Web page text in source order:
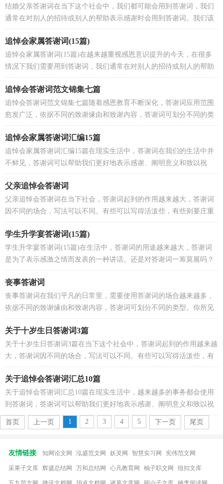
结婚父亲答谢词在当下这个社会中，我们都可能会用到答谢词，我们
通常在对别人的招待或别人的帮助表示感谢时会用到答谢词。我们该
怎么写答谢词呢？下面是小编整理的结婚父亲答谢词...
追悼会家属答谢词(15篇)
追悼会家属答谢词(15篇)在越来越重视感恩意识提升的今天，在很多
情况下我们需要用到答谢词，我们通常在对别人的招待或别人的帮助
表示感谢时会用到答谢词。我们该怎么写答谢词呢...
追悼会答谢词范文锦集七篇
追悼会答谢词范文锦集七篇随着感恩教育不断深化，答谢词应用范围
愈发广泛，依据不同的致谢缘由和致谢内容，答谢词可划分不同的类
型。我们该怎么写答谢词呢？以下是小编收集整理的追...
追悼会家属答谢词汇编15篇
追悼会家属答谢词汇编15篇在现实生活中，答谢词在我们的生活中并
不鲜见，答谢词可以帮助我们更好地表示感谢、阐明意义和致以祝
愿。可能你现在对怎么写答谢词毫无头绪吧，下面是小...
父亲追悼会答谢词
父亲追悼会答谢词在当下社会，答谢词起到的作用越来越大，答谢词
因不同的场合，写法可以不同。有些可以写得活泼些，有些则要庄重
些。可能你现在对怎么写答谢词毫无头绪吧，以下是小编...
学生升学宴答谢词(15篇)
学生升学宴答谢词(15篇)在生活中，答谢词的用途越来越大，答谢词
是为了表示感激之情而发表的一种讲话。还是对答谢词一筹莫展吗？
下面是小编帮大家整理的学生升学宴答谢词，希望能够...
丧事答谢词
丧事答谢词在我们平凡的日常里，需要使用答谢词的场合越来越多，
依据不同的致谢缘由和致谢内容，答谢词可划分不同的类型。你所见
过的答谢词是什么样的呢？以下是小编整理的丧事答谢...
关于十岁生日答谢词3篇
关于十岁生日答谢词3篇在当下这个社会中，答谢词起到的作用越来越
大，答谢词因不同的场合，写法可以不同。有些可以写得活泼些，有
些则要庄重些。千万不能认为答谢词随便应付就可以，...
关于追悼会答谢词汇总10篇
关于追悼会答谢词汇总10篇在现实生活中，越来越多的事务都会使用
到答谢词，答谢词可以帮助我们更好地表示感谢、阐明意义和致以祝
愿。写答谢词需要注意哪些问题呢？以下是小编帮大...
首页
上一页 1 2 3 4 5 下一页 尾页
友情链接: 知网论文网 泓盛范文网 妖灵网 智慧实习网 宪伟范文网
采果子文库 辉盛总结网 万和总结网 心凡教育网 柚子职文网 纽扣文库